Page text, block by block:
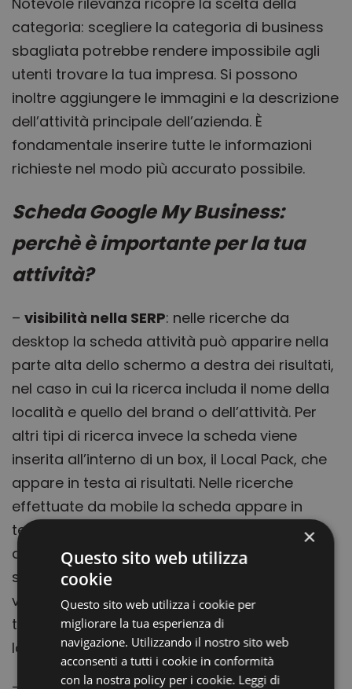
categoria: scegliere la categoria di business
sbagliata potrebbe rendere impossibile agli
utenti trovare la tua impresa. Si possono
inoltre aggiungere le immagini e la descrizione
dell’attività principale dell’azienda. È
fondamentale inserire tutte le informazioni
richieste nel modo più accurato possibile.
Scheda Google My Business:
perchè è importante per la tua
attività?
– visibilità nella SERP: nelle ricerche da
desktop la scheda attività può apparire nella
parte alta dello schermo a destra dei risultati,
nel caso in cui la ricerca includa il nome della
località e quello del brand o dell’attività. Per
altri tipi di ricerca invece la scheda viene
inserita all’interno di un box, il Local Pack, che
appare in testa ai risultati. Nelle ricerche
effettuate da mobile la scheda appare in
testa ai risultati, subito dopo eventuali
annunci sponsorizzati. È evidente quindi che
schede e local pack godono di maggiore
visibilità rispetto ai risultati di ricerca organici
tradizionali, ragion per cui è interesse di ogni
local Business sfruttare questo vantaggio.
×
Questo sito web utilizza
cookie
Questo sito web utilizza i cookie per
migliorare la tua esperienza di
navigazione. Utilizzando il nostro sito web
acconsenti a tutti i cookie in conformità
con la nostra policy per i cookie. Leggi di